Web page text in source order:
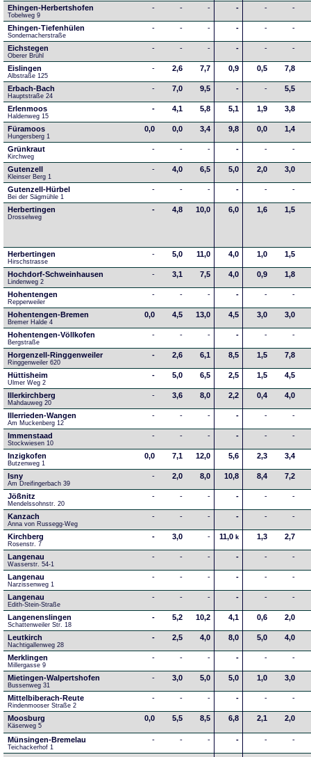
Ehingen-Herbertshofen
Tobelweg 9
- - - - - -
Ehingen-Tiefenhülen
Sondernacherstraße
- - - - - -
Eichstegen
Oberer Brühl
- - - - - -
Eislingen
Albstraße 125
- 2,6 7,7 0,9 0,5 7,8
Erbach-Bach
Hauptstraße 24
- 7,0 9,5 - - 5,5
Erlenmoos
Haldenweg 15
- 4,1 5,8 5,1 1,9 3,8
Füramoos
Hungersberg 1
0,0 0,0 3,4 9,8 0,0 1,4
Grünkraut
Kirchweg
- - - - - -
Gutenzell
Kleinser Berg 1
- 4,0 6,5 5,0 2,0 3,0
Gutenzell-Hürbel
Bei der Sägmühle 1
- - - - - -
Herbertingen
Drosselweg
- 4,8 10,0 6,0 1,6 1,5
Herbertingen
Hirschstrasse
- 5,0 11,0 4,0 1,0 1,5
Hochdorf-Schweinhausen
Lindenweg 2
- 3,1 7,5 4,0 0,9 1,8
Hohentengen
Repperweiler
- - - - - -
Hohentengen-Bremen
Bremer Halde 4
0,0 4,5 13,0 4,5 3,0 3,0
Hohentengen-Völlkofen
Bergstraße
- - - - - -
Horgenzell-Ringgenweiler
Ringgenweiler 620
- 2,6 6,1 8,5 1,5 7,8
Hüttisheim
Ulmer Weg 2
- 5,0 6,5 2,5 1,5 4,5
Illerkirchberg
Mahdauweg 20
- 3,6 8,0 2,2 0,4 4,0
Illerrieden-Wangen
Am Muckenberg 12
- - - - - -
Immenstaad
Stockwiesen 10
- - - - - -
Inzigkofen
Butzenweg 1
0,0 7,1 12,0 5,6 2,3 3,4
Isny
Am Dreifingerbach 39
- 2,0 8,0 10,8 8,4 7,2
Jößnitz
Mendelssohnstr. 20
- - - - - -
Kanzach
Anna von Russegg-Weg
- - - - - -
Kirchberg
Rosenstr. 7
- 3,0 - 11,0 k 1,3 2,7
Langenau
Wasserstr. 54-1
- - - - - -
Langenau
Narzissenweg 1
- - - - - -
Langenau
Edith-Stein-Straße
- - - - - -
Langenenslingen
Schattenweiler Str. 18
- 5,2 10,2 4,1 0,6 2,0
Leutkirch
Nachtigallenweg 28
- 2,5 4,0 8,0 5,0 4,0
Merklingen
Millergasse 9
- - - - - -
Mietingen-Walpertshofen
Bussenweg 31
- 3,0 5,0 5,0 1,0 3,0
Mittelbiberach-Reute
Rindenmooser Straße 2
- - - - - -
Moosburg
Käserweg 5
0,0 5,5 8,5 6,8 2,1 2,0
Münsingen-Bremelau
Teichackerhof 1
- - - - - -